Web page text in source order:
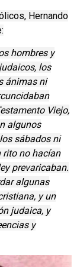
Hernando
hombres y
los
ánimas ni
Viejo,
algunos
sábados ni
rito no hacían
prevaricaban.
algunas
y un
judaica, y
y